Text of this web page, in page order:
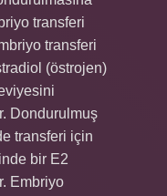
transferi
transferi
(östrojen)
Dondurulmuş
transferi için
bir E2
Embriyo